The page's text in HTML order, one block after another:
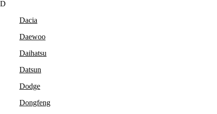
D
Dacia
Daewoo
Daihatsu
Datsun
Dodge
Dongfeng